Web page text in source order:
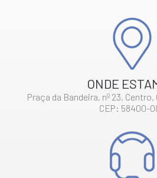
ONDE
Praça da Bandeira, nº 23, Centro,
CEP: 58400-